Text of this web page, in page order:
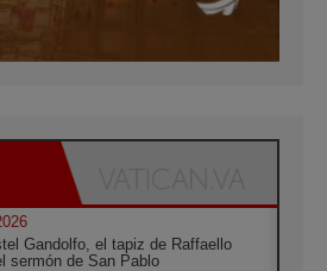
Gandolfo, el tapiz de Raffaello
sermón de San Pablo